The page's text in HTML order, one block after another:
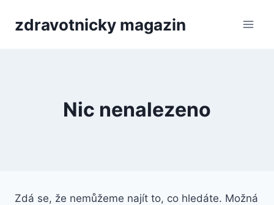
zdravotnicky magazin
Nic nenalezeno
Zdá se, že nemůžeme najít to, co hledáte. Možná